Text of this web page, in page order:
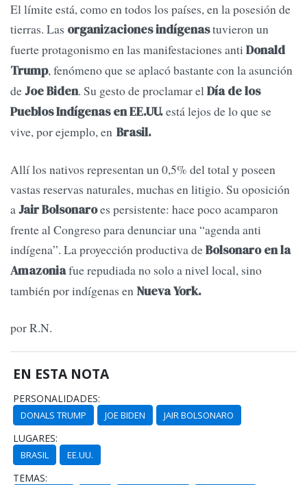
El límite está, como en todos los países, en la posesión de
tierras. Las organizaciones indígenastuvieron un
fuerte protagonismo en las manifestaciones anti Donald
Trump, fenómeno que se aplacó bastante con la asunción
deJoe Biden. Su gesto de proclamar elDía de los
Pueblos Indígenas en EE.UU.está lejos de lo que se
vive, por ejemplo, en Brasil.
Allí los nativos representan un 0,5% del total y poseen
vastas reservas naturales, muchas en litigio. Su oposición
aJair Bolsonaroes persistente: hace poco acamparon
frente al Congreso para denunciar una “agenda anti
indígena”. La proyección productiva deBolsonaro en la
Amazoniafue repudiada no solo a nivel local, sino
también por indígenas enNueva York.
por R.N.
EN ESTA NOTA
PERSONALIDADES:
DONALS TRUMP JOE BIDEN JAIR BOLSONARO
LUGARES:
BRASIL EE.UU.
TEMAS: